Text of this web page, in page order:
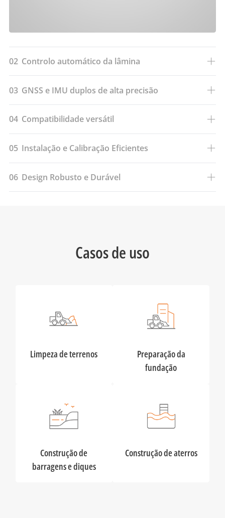
02 Controlo automático da lâmina
03 GNSS e IMU duplos de alta precisão
04 Compatibilidade versátil
05 Instalação e Calibração Eficientes
06 Design Robusto e Durável
Casos de uso
Limpeza de terrenos
Preparação da
fundação
Construção de
barragens e diques
Construção de aterros